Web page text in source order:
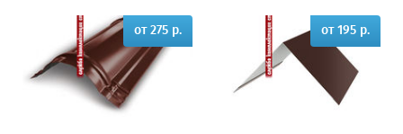
от 275 р. от 195 р.